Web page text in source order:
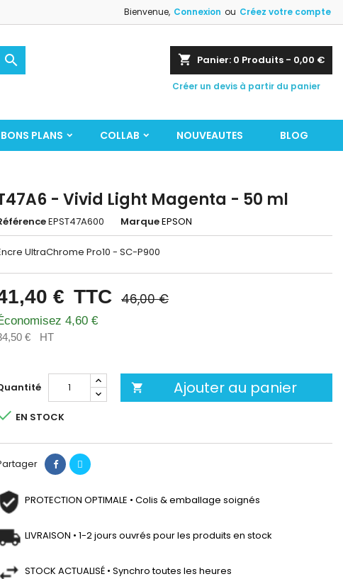
Bienvenue, Connexion ou Créez votre compte
shopping_cart Panier: 0 Produits - 0,00 €
Créer un devis à partir du panier

BONS PLANS COLLAB NOUVEAUTES BLOG
- Vivid Light Magenta - 50 ml
EPST47A600 MarqueEPSON
UltraChrome Pro10 - SC-P900
€ TTC 46,00 €
4,60 €
€ HT
 Ajouter au panier
EN STOCK
PROTECTION OPTIMALE • Colis & emballage soignés
LIVRAISON • 1-2 jours ouvrés pour les produits en stock
STOCK ACTUALISÉ • Synchro toutes les heures